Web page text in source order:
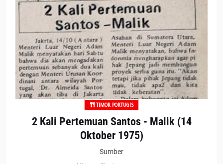
TIMOR PORTUGIS
2 Kali Pertemuan Santos - Malik (14
Oktober 1975)
Sumber